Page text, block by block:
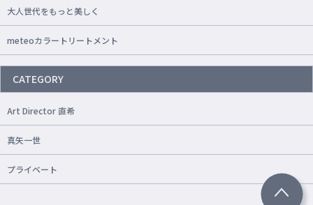
大人世代をもっと美しく
meteoカラートリートメント
CATEGORY
Art Director 直希
真矢一世
プライベート